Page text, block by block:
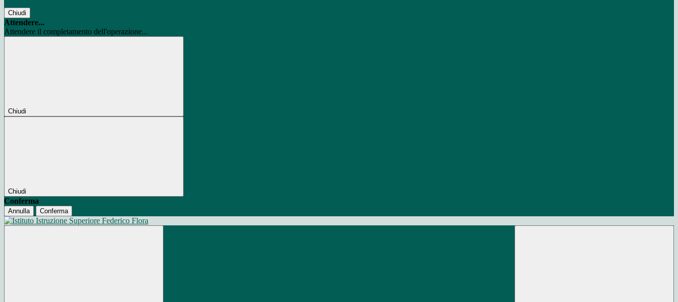
Chiudi
Attendere...
Attendere il completamento dell'operazione...
Chiudi
Chiudi
Conferma
Annulla Conferma